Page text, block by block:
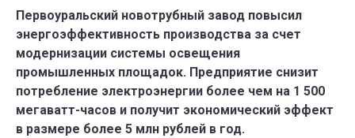
Первоуральский новотрубный завод повысил
энергоэффективность производства за счет
модернизации системы освещения
промышленных площадок. Предприятие снизит
потребление электроэнергии более чем на 1 500
мегаватт-часов и получит экономический эффект
в размере более 5 млн рублей в год.